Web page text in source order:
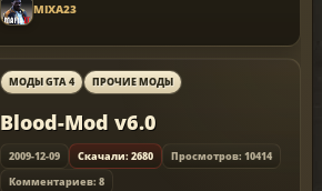
MIXA23
МОДЫ GTA 4 ПРОЧИЕ МОДЫ
Blood-Mod v6.0
2009-12-09 Скачали: 2680
Просмотров: 10414
Комментариев: 8